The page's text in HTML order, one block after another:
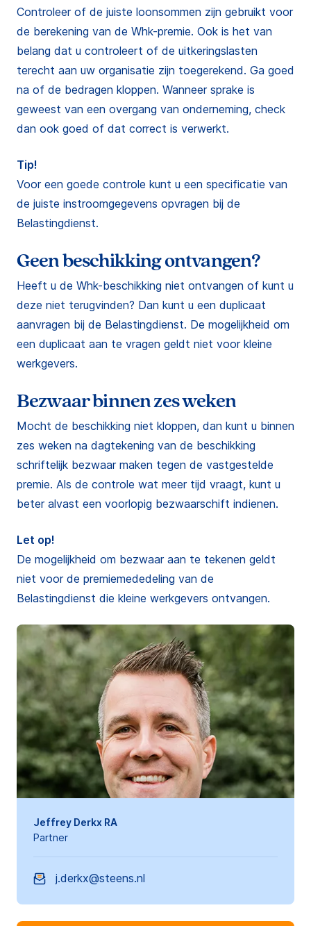
Controleer of de juiste loonsommen zijn gebruikt voor
de berekening van de Whk-premie. Ook is het van
belang dat u controleert of de uitkeringslasten
terecht aan uw organisatie zijn toegerekend. Ga goed
na of de bedragen kloppen. Wanneer sprake is
geweest van een overgang van onderneming, check
dan ook goed of dat correct is verwerkt.
Tip!
Voor een goede controle kunt u een specificatie van
de juiste instroomgegevens opvragen bij de
Belastingdienst.
Geen beschikking ontvangen?
Heeft u de Whk-beschikking niet ontvangen of kunt u
deze niet terugvinden? Dan kunt u een duplicaat
aanvragen bij de Belastingdienst. De mogelijkheid om
een duplicaat aan te vragen geldt niet voor kleine
werkgevers.
Bezwaar binnen zes weken
Mocht de beschikking niet kloppen, dan kunt u binnen
zes weken na dagtekening van de beschikking
schriftelijk bezwaar maken tegen de vastgestelde
premie. Als de controle wat meer tijd vraagt, kunt u
beter alvast een voorlopig bezwaarschift indienen.
Let op!
De mogelijkheid om bezwaar aan te tekenen geldt
niet voor de premiemededeling van de
Belastingdienst die kleine werkgevers ontvangen.
Jeffrey Derkx RA
Partner
j.derkx@steens.nl